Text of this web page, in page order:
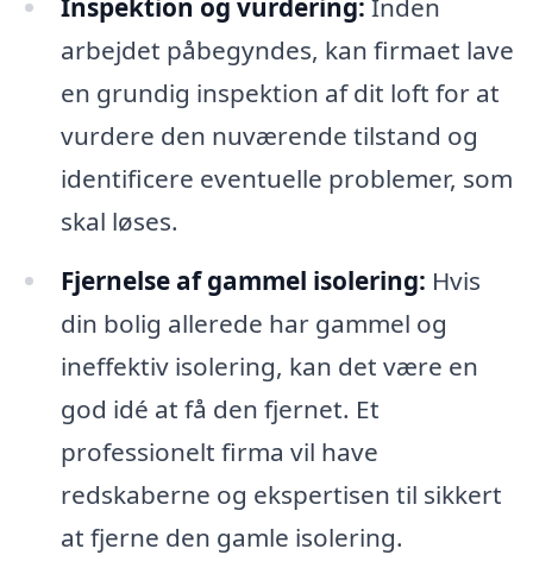
Inspektion og vurdering: Inden
arbejdet påbegyndes, kan firmaet lave
en grundig inspektion af dit loft for at
vurdere den nuværende tilstand og
identificere eventuelle problemer, som
skal løses.
Fjernelse af gammel isolering: Hvis
din bolig allerede har gammel og
ineffektiv isolering, kan det være en
god idé at få den fjernet. Et
professionelt firma vil have
redskaberne og ekspertisen til sikkert
at fjerne den gamle isolering.